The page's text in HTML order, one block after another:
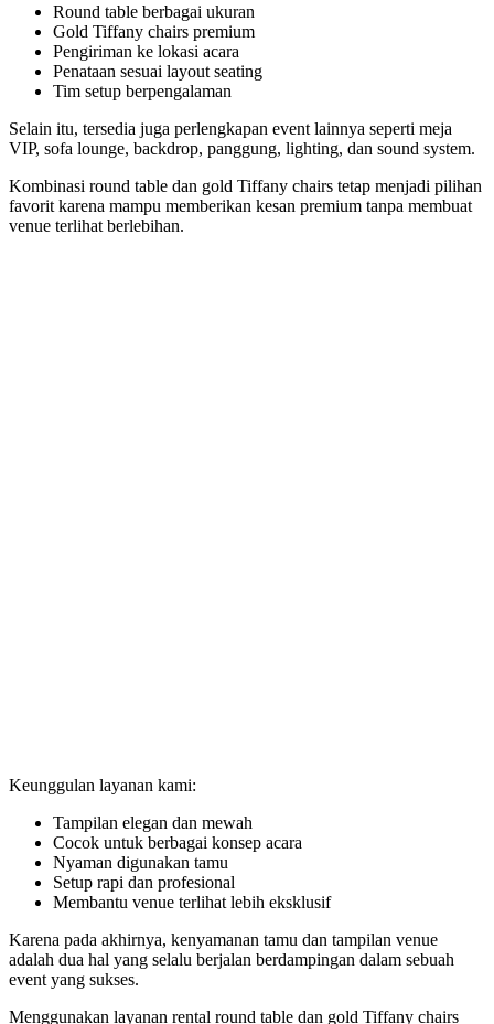
Round table berbagai ukuran
Gold Tiffany chairs premium
Pengiriman ke lokasi acara
Penataan sesuai layout seating
Tim setup berpengalaman
Selain itu, tersedia juga perlengkapan event lainnya seperti meja
VIP, sofa lounge, backdrop, panggung, lighting, dan sound system.
Kombinasi round table dan gold Tiffany chairs tetap menjadi pilihan
favorit karena mampu memberikan kesan premium tanpa membuat
venue terlihat berlebihan.
Keunggulan layanan kami:
Tampilan elegan dan mewah
Cocok untuk berbagai konsep acara
Nyaman digunakan tamu
Setup rapi dan profesional
Membantu venue terlihat lebih eksklusif
Karena pada akhirnya, kenyamanan tamu dan tampilan venue
adalah dua hal yang selalu berjalan berdampingan dalam sebuah
event yang sukses.
Menggunakan layanan rental round table dan gold Tiffany chairs